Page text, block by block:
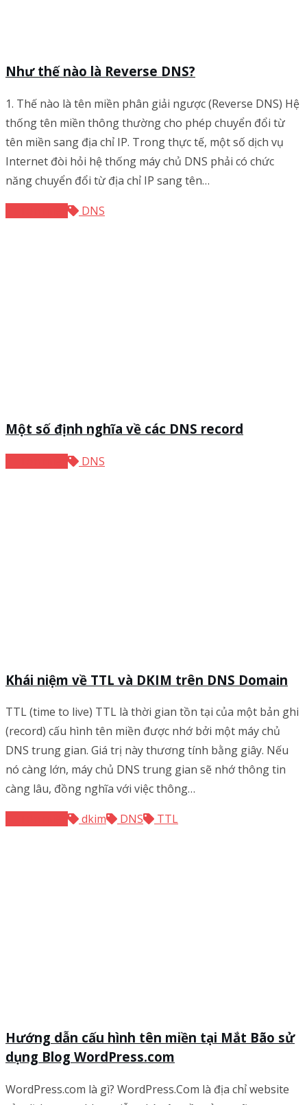
Như thế nào là Reverse DNS?
1. Thế nào là tên miền phân giải ngược (Reverse DNS) Hệ
thống tên miền thông thường cho phép chuyển đổi từ
tên miền sang địa chỉ IP. Trong thực tế, một số dịch vụ
Internet đòi hỏi hệ thống máy chủ DNS phải có chức
năng chuyển đổi từ địa chỉ IP sang tên…
DNS
Một số định nghĩa về các DNS record
DNS
Khái niệm về TTL và DKIM trên DNS Domain
TTL (time to live) TTL là thời gian tồn tại của một bản ghi
(record) cấu hình tên miền được nhớ bởi một máy chủ
DNS trung gian. Giá trị này thương tính bằng giây. Nếu
nó càng lớn, máy chủ DNS trung gian sẽ nhớ thông tin
càng lâu, đồng nghĩa với việc thông…
dkim DNS TTL
Hướng dẫn cấu hình tên miền tại Mắt Bão sử
dụng Blog WordPress.com
WordPress.com là gì? WordPress.Com là địa chỉ website